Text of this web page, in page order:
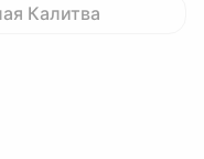
Калитва